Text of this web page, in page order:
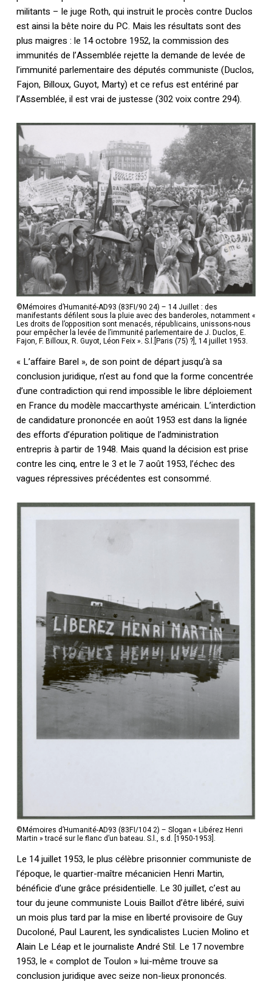
militants – le juge Roth, qui instruit le procès contre Duclos
est ainsi la bête noire du PC. Mais les résultats sont des
plus maigres : le 14 octobre 1952, la commission des
immunités de l’Assemblée rejette la demande de levée de
l’immunité parlementaire des députés communiste (Duclos,
Fajon, Billoux, Guyot, Marty) et ce refus est entériné par
l’Assemblée, il est vrai de justesse (302 voix contre 294).
©Mémoires d’Humanité-AD93 (83FI/90 24) – 14 Juillet : des
manifestants défilent sous la pluie avec des banderoles, notamment «
Les droits de l’opposition sont menacés, républicains, unissons-nous
pour empêcher la levée de l’immunité parlementaire de J. Duclos, E.
Fajon, F. Billoux, R. Guyot, Léon Feix ». S.l.[Paris (75) ?], 14 juillet 1953.
« L’affaire Barel », de son point de départ jusqu’à sa
conclusion juridique, n’est au fond que la forme concentrée
d’une contradiction qui rend impossible le libre déploiement
en France du modèle maccarthyste américain. L’interdiction
de candidature prononcée en août 1953 est dans la lignée
des efforts d’épuration politique de l’administration
entrepris à partir de 1948. Mais quand la décision est prise
contre les cinq, entre le 3 et le 7 août 1953, l’échec des
vagues répressives précédentes est consommé.
©Mémoires d’Humanité-AD93 (83FI/104 2) – Slogan « Libérez Henri
Martin » tracé sur le flanc d’un bateau. S.l., s.d. [1950-1953].
Le 14 juillet 1953, le plus célèbre prisonnier communiste de
l’époque, le quartier-maître mécanicien Henri Martin,
bénéficie d’une grâce présidentielle. Le 30 juillet, c’est au
tour du jeune communiste Louis Baillot d’être libéré, suivi
un mois plus tard par la mise en liberté provisoire de Guy
Ducoloné, Paul Laurent, les syndicalistes Lucien Molino et
Alain Le Léap et le journaliste André Stil. Le 17 novembre
1953, le « complot de Toulon » lui-même trouve sa
conclusion juridique avec seize non-lieux prononcés.